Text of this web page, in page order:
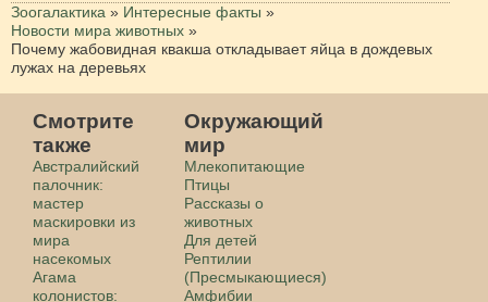
Зоогалактика » Интересные факты »
Новости мира животных »
Почему жабовидная квакша откладывает яйца в дождевых
лужах на деревьях
Смотрите
также
Австралийский
палочник:
мастер
маскировки из
мира
насекомых
Агама
колонистов:
Окружающий
мир
Млекопитающие
Птицы
Рассказы о
животных
Для детей
Рептилии
(Пресмыкающиеся)
Амфибии